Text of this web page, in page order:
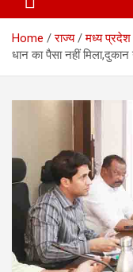
Home राज्य
मध्य प्रदेश
धान का पैसा नहीं